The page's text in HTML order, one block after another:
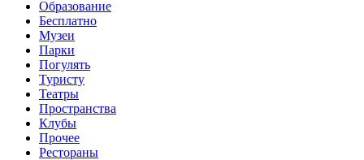
Образование
Бесплатно
Музеи
Парки
Погулять
Туристу
Театры
Пространства
Клубы
Прочее
Рестораны